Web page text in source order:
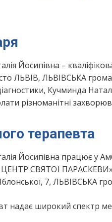
Йосипівна –
ЛЬВІВ, ЛЬВІВСЬКА
Кучминда
різноманітні
терапевта
Йосипівна працює
СВЯТОЇ
7, ЛЬВІВСЬКА
надає широкий спектр